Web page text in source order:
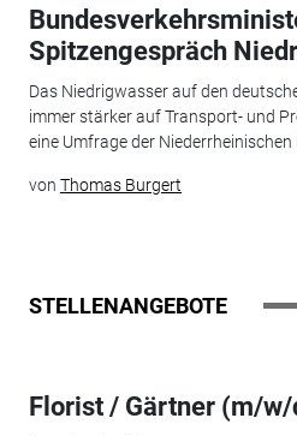
Spitzengespräch
Das Niedrigwasser auf den
immer stärker auf Transport- und
eine Umfrage der Niederrheinischen
von Thomas Burgert
STELLENANGEBOTE
Florist / Gärtner (m/w/